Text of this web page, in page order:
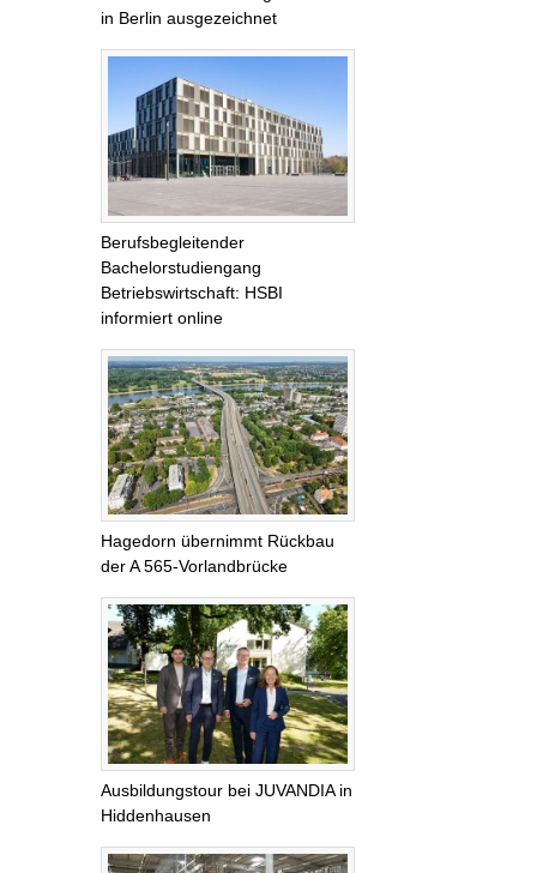
in Berlin ausgezeichnet
Berufsbegleitender
Bachelorstudiengang
Betriebswirtschaft: HSBI
informiert online
Hagedorn übernimmt Rückbau
der A 565-Vorlandbrücke
Ausbildungstour bei JUVANDIA in
Hiddenhausen